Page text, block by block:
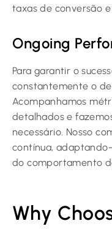
taxas de conversão
Ongoing
Para garantir o
constantemente o
Acompanhamos
detalhados e
necessário. Nosso
contínua,
do comportamento
Why